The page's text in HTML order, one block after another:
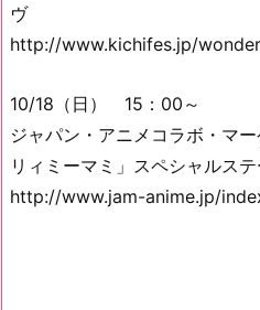
ヴ
http://www.kichifes.jp/
10/18（日） 15：00～
ジャパン・アニメコラボ・マ
リィミーマミ」スペシャルス
http://www.jam-anime.jp/